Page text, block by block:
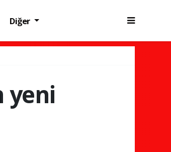
Diğer
yeni